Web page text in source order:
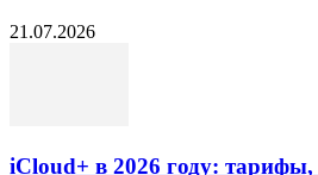
21.07.2026
iCloud+ в 2026 году: